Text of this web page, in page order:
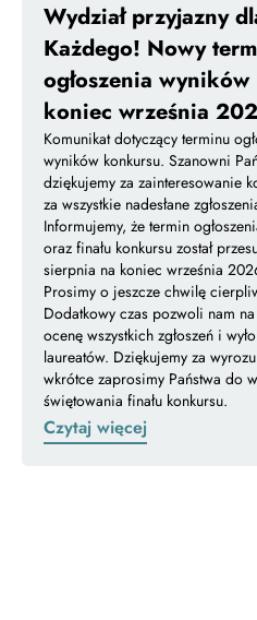
Wydział przyjazny
Każdego! Nowy
ogłoszenia
koniec września
Komunikat dotyczący terminu
wyników konkursu. Szanowni
dziękujemy za zainteresowanie
za wszystkie nadesłane
Informujemy, że termin
oraz finału konkursu został
sierpnia na koniec września
Prosimy o jeszcze chwilę
Dodatkowy czas pozwoli nam na
ocenę wszystkich zgłoszeń i
laureatów. Dziękujemy za
wkrótce zaprosimy Państwa do
świętowania finału konkursu.
Czytaj więcej